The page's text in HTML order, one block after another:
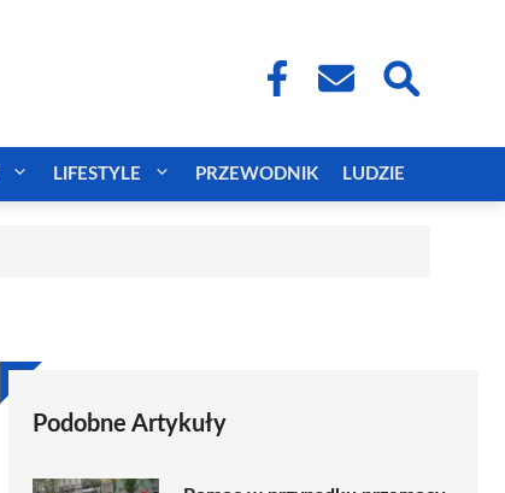
LIFESTYLE PRZEWODNIK LUDZIE
Podobne Artykuły